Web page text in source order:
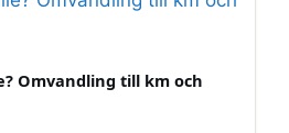
Omvandling till km och